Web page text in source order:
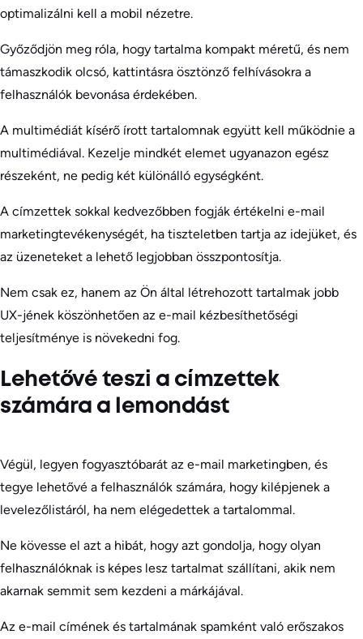
optimalizálni kell a mobil nézetre.
Győződjön meg róla, hogy tartalma kompakt méretű, és nem
támaszkodik olcsó, kattintásra ösztönző felhívásokra a
felhasználók bevonása érdekében.
A multimédiát kísérő írott tartalomnak együtt kell működnie a
multimédiával. Kezelje mindkét elemet ugyanazon egész
részeként, ne pedig két különálló egységként.
A címzettek sokkal kedvezőbben fogják értékelni e-mail
marketingtevékenységét, ha tiszteletben tartja az idejüket, és
az üzeneteket a lehető legjobban összpontosítja.
Nem csak ez, hanem az Ön által létrehozott tartalmak jobb
UX-jének köszönhetően az e-mail kézbesíthetőségi
teljesítménye is növekedni fog.
Lehetővé teszi a címzettek
számára a lemondást
Végül, legyen fogyasztóbarát az e-mail marketingben, és
tegye lehetővé a felhasználók számára, hogy kilépjenek a
levelezőlistáról, ha nem elégedettek a tartalommal.
Ne kövesse el azt a hibát, hogy azt gondolja, hogy olyan
felhasználóknak is képes lesz tartalmat szállítani, akik nem
akarnak semmit sem kezdeni a márkájával.
Az e-mail címének és tartalmának spamként való erőszakos